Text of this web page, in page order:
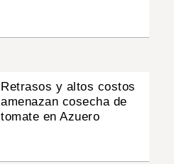
Retrasos y altos costos
amenazan cosecha de
tomate en Azuero